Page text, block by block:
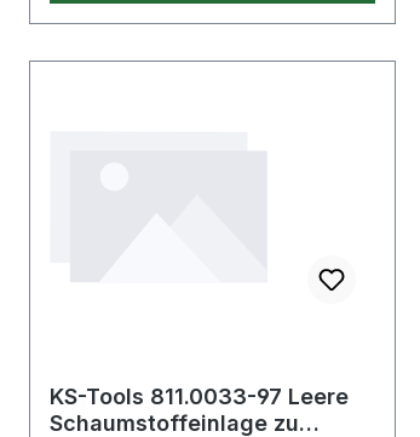
KS-Tools 811.0033-97 Leere
Schaumstoffeinlage zu